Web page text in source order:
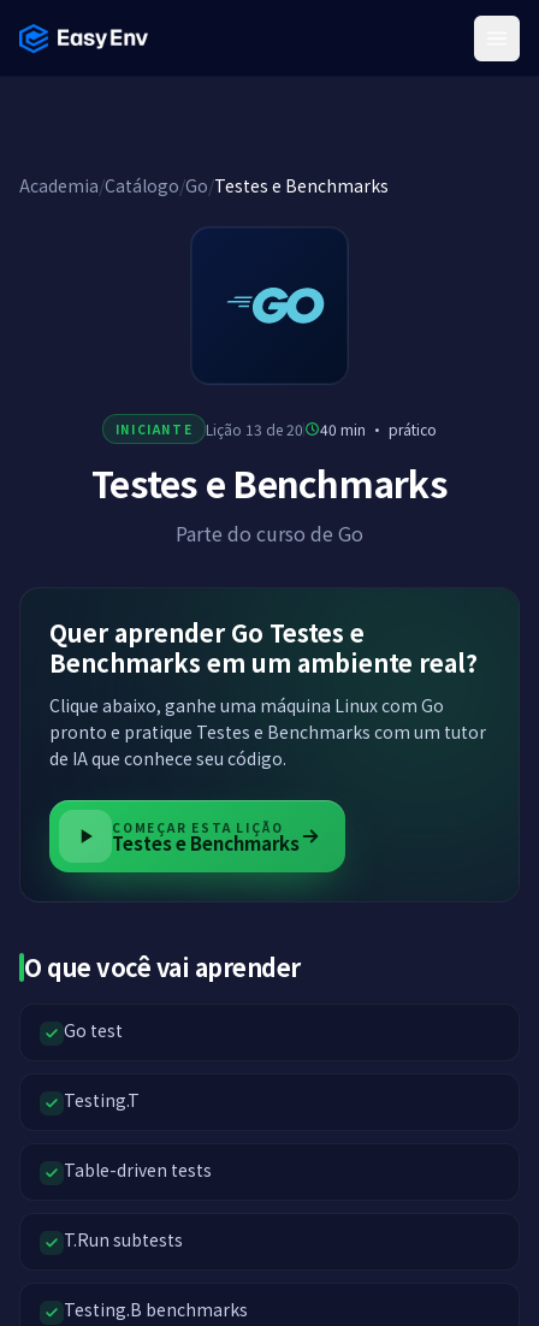
Academia/Catálogo/Go/Testes e Benchmarks
INICIANTE Lição 13 de 20 40 min ·prático
Testes e Benchmarks
Parte do curso de Go
Quer aprender Go Testes e
Benchmarks em um ambiente real?
Clique abaixo, ganhe uma máquina Linux com Go
pronto e pratique Testes e Benchmarks com um tutor
de IA que conhece seu código.
COMEÇAR ESTA LIÇÃO
Testes e Benchmarks
O que você vai aprender
Go test
Testing.T
Table-driven tests
T.Run subtests
Testing.B benchmarks